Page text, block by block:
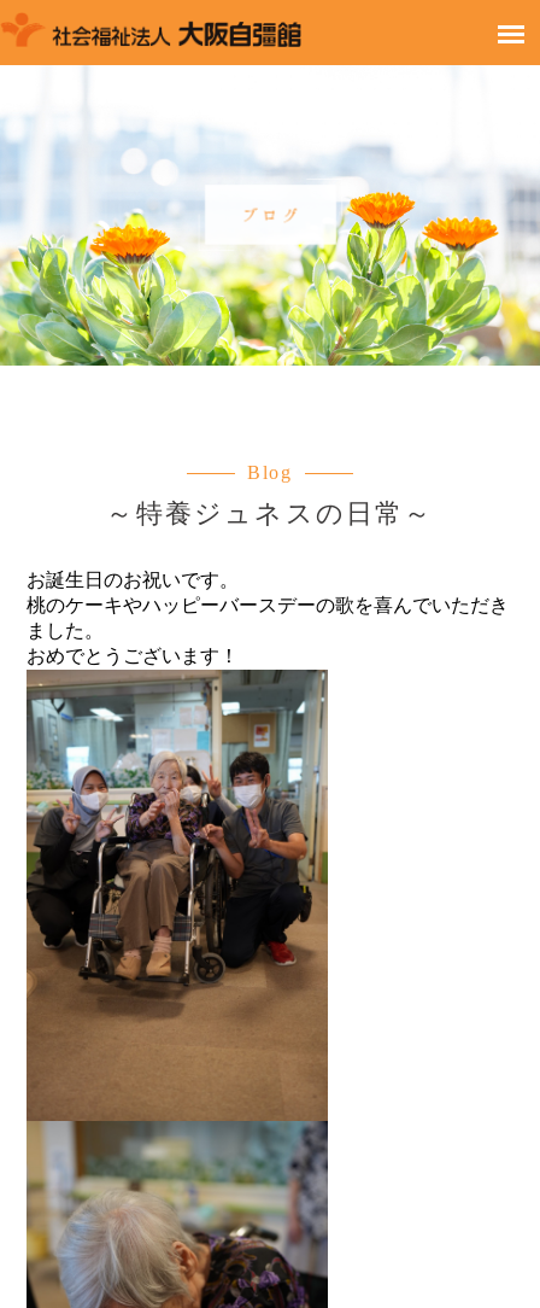
Blog
～特養ジュネスの日常～
お誕生日のお祝いです。
桃のケーキやハッピーバースデーの歌を喜んでいただき
ました。
おめでとうございます！